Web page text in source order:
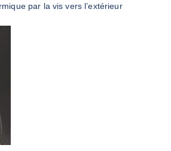
par la vis vers l’extérieur